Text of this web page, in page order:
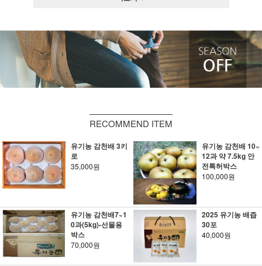
RECOMMEND ITEM
유기농 감천배 3키
로
35,000원
유기농 감천배 10~
12과 약 7.5kg 안
전특허박스
100,000원
유기농 감천배7~1
0과(5kg)-선물용
박스
70,000원
2025 유기농 배즙
30포
40,000원